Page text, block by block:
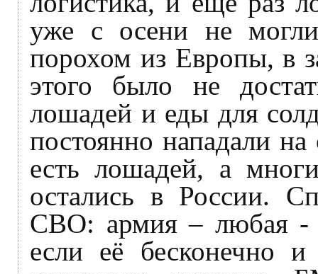
уже с осени не
порохом из Европы, в
этого было не
лошадей и еды для
постоянно нападали
есть лошадей, а
остались в России.
СВО: армия – любая -
если её бесконечно